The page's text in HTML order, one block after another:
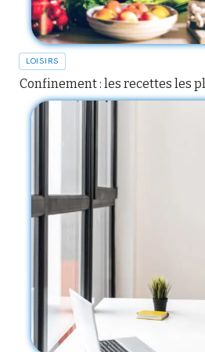
LOISIRS
Confinement : les recettes les